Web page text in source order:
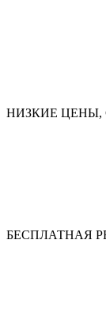
НИЗКИЕ ЦЕНЫ,
БЕСПЛАТНАЯ